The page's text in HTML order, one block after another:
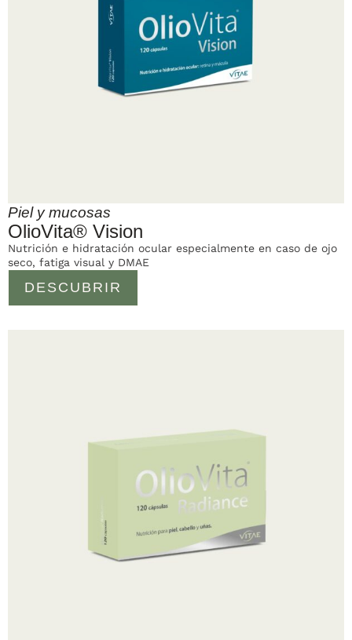
Piel y mucosas
OlioVita® Vision
DESCUBRIR
Nutrición e hidratación ocular especialmente en caso de ojo
seco, fatiga visual y DMAE